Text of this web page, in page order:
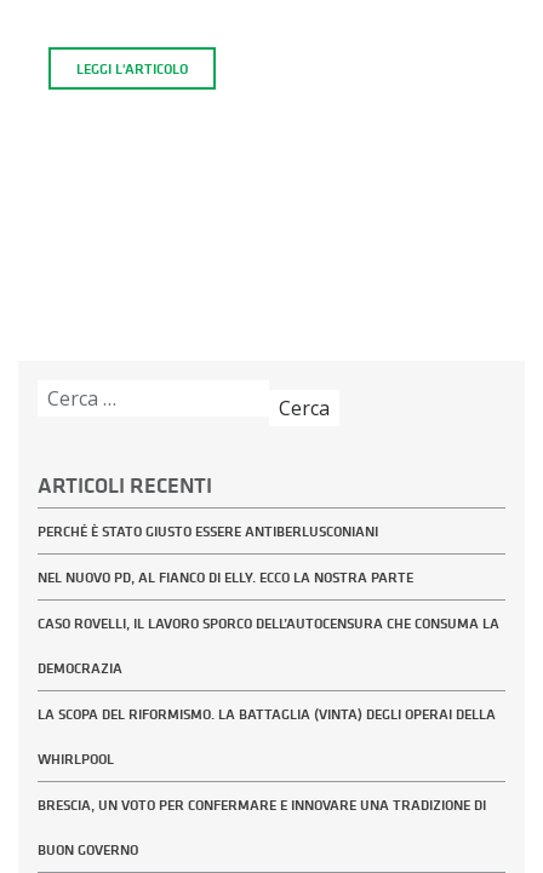
LEGGI L'ARTICOLO
Ricerca
ARTICOLI RECENTI
PERCHÉ È STATO GIUSTO ESSERE ANTIBERLUSCONIANI
NEL NUOVO PD, AL FIANCO DI ELLY. ECCO LA NOSTRA PARTE
CASO ROVELLI, IL LAVORO SPORCO DELL’AUTOCENSURA CHE CONSUMA LA
DEMOCRAZIA
LA SCOPA DEL RIFORMISMO. LA BATTAGLIA (VINTA) DEGLI OPERAI DELLA
WHIRLPOOL
BRESCIA, UN VOTO PER CONFERMARE E INNOVARE UNA TRADIZIONE DI
BUON GOVERNO